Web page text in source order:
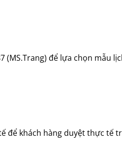
(MS.Trang) để lựa chọn mẫu
để khách hàng duyệt thực tế